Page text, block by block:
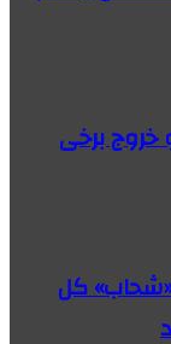
برخی
کل